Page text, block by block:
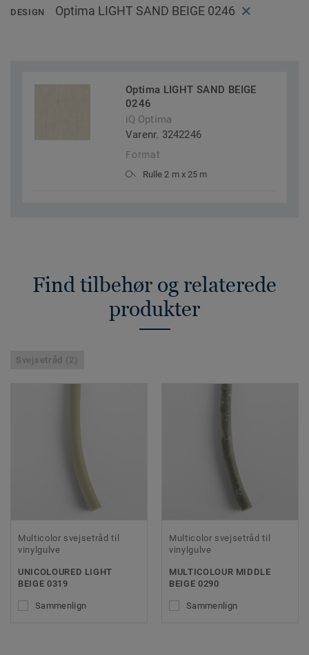
DESIGN Optima LIGHT SAND BEIGE 0246
Optima LIGHT SAND BEIGE
0246
iQ Optima
Varenr. 3242246
Format
Rulle 2 m x 25 m
Find tilbehør og relaterede
produkter
Svejsetråd (2)
Multicolor svejsetråd til
vinylgulve
UNICOLOURED LIGHT
BEIGE 0319
Sammenlign
Multicolor svejsetråd til
vinylgulve
MULTICOLOUR MIDDLE
BEIGE 0290
Sammenlign